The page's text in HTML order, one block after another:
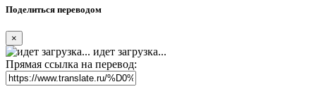
Поделиться переводом
×
идет загрузка...
Прямая ссылка на перевод: